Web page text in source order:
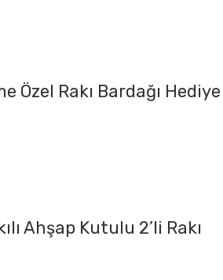
Özel Rakı Bardağı Hediye
Ahşap Kutulu 2’li Rakı